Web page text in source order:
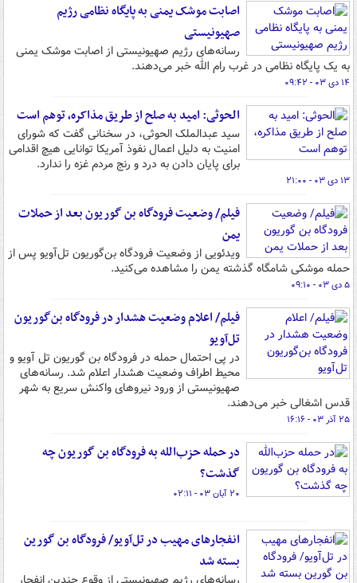
اصابت موشک یمنی به پایگاه نظامی رژیم
صهیونیستی
رسانه‌های رژیم صهیونیستی از اصابت موشک یمنی
به یک پایگاه نظامی در غرب رام الله خبر می‌دهند.
۱۴ دی ۰۳ - ۰۹:۴۲
الحوثی: امید به صلح از طریق مذاکره، توهم است
سید عبدالملک الحوثی، در سخنانی گفت که شورای
امنیت به دلیل اعمال نفوذ آمریکا توانایی هیچ اقدامی
برای پایان دادن به درد و رنج مردم غزه را ندارد.
۱۳ دی ۰۳ - ۲۱:۰۰
فیلم/ وضعیت فرودگاه بن گوریون بعد از حملات
یمن
ویدئویی از وضعیت فرودگاه بن‌گوریون تل‌آویو پس از
حمله موشکی شامگاه گذشته یمن را مشاهده می‌کنید.
۵ دی ۰۳ - ۰۹:۱۰
فیلم/ اعلام وضعیت هشدار در فرودگاه بن‌گوریون
تل‌آویو
در پی احتمال حمله در فرودگاه بن گوریون تل آویو و
محیط اطراف وضعیت هشدار اعلام شد. رسانه‌های
صهیونیستی از ورود نیروهای واکنش سریع به شهر
قدس اشغالی خبر می‌دهند.
۲۵ آذر ۰۳ - ۱۶:۱۶
در حمله حزب‌الله به فرودگاه بن گوریون چه
گذشت؟
۲۰ آبان ۰۳ - ۰۲:۱۱
انفجارهای مهیب در تل‌آویو/ فرودگاه بن گورین
بسته شد